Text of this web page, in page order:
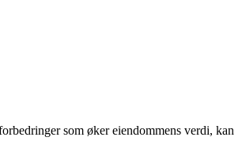
som øker eiendommens verdi, kan